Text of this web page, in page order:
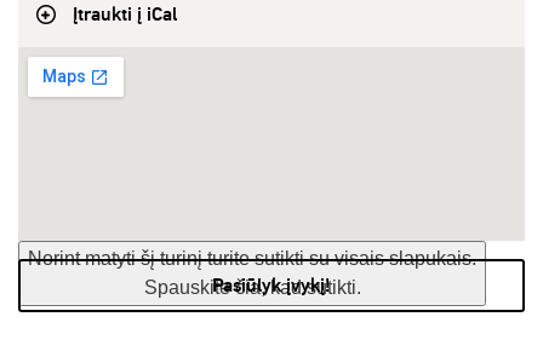
Įtraukti į iCal
Norint matyti šį turinį turite sutikti su visais slapukais.
Spauskite čia, kad sutikti.
Pasiūlyk įvykį!